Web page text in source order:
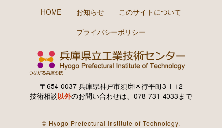
HOME お知らせ
このサイトについて
プライバシーポリシー
〒654-0037 兵庫県神戸市須磨区行平町3-1-12
技術相談以外のお問い合わせは、078-731-4033まで
© Hyogo Prefectural Institute of Technology.